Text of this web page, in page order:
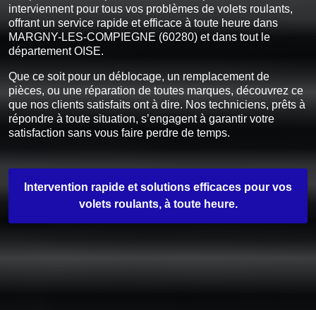
interviennent pour tous vos problèmes de volets roulants,
offrant un service rapide et efficace à toute heure dans
MARGNY-LES-COMPIEGNE (60280) et dans tout le
département OISE.
Que ce soit pour un déblocage, un remplacement de
pièces, ou une réparation de toutes marques, découvrez ce
que nos clients satisfaits ont à dire. Nos techniciens, prêts à
répondre à toute situation, s’engagent à garantir votre
satisfaction sans vous faire perdre de temps.
Intervention rapide et solutions efficaces pour vos
volets roulants, à toute heure.